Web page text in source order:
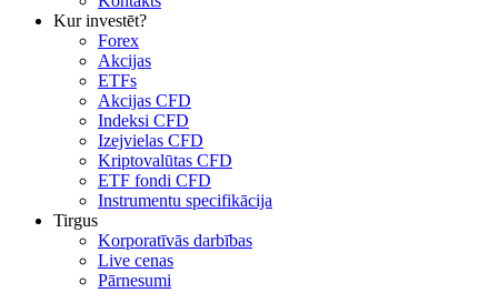
Kur investēt?
Forex
Akcijas
ETFs
Akcijas CFD
Indeksi CFD
Izejvielas CFD
Kriptovalūtas CFD
ETF fondi CFD
Instrumentu specifikācija
Tirgus
Korporatīvās darbības
Live cenas
Pārnesumi